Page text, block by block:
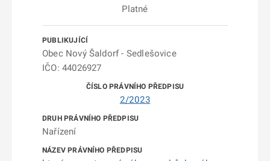
Platné
Obec Nový Šaldorf - Sedlešovice
IČO: 44026927
2/2023
Nařízení